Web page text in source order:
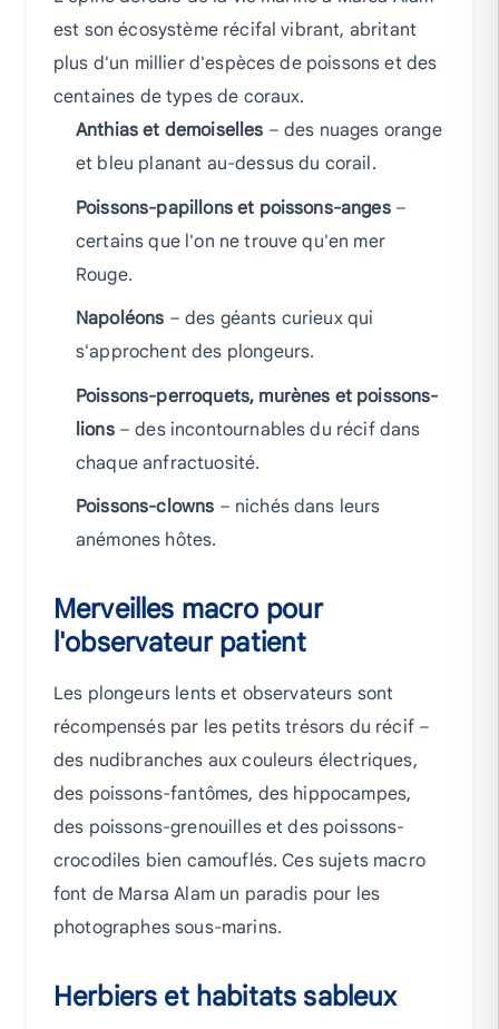
est son écosystème récifal vibrant, abritant
plus d'un millier d'espèces de poissons et des
centaines de types de coraux.
Anthias et demoiselles – des nuages orange
et bleu planant au-dessus du corail.
Poissons-papillons et poissons-anges–
certains que l'on ne trouve qu'en mer
Rouge.
Napoléons – des géants curieux qui
s'approchent des plongeurs.
Poissons-perroquets, murènes et poissons-
lions– des incontournables du récif dans
chaque anfractuosité.
Poissons-clowns – nichés dans leurs
anémones hôtes.
Merveilles macro pour
l'observateur patient
Les plongeurs lents et observateurs sont
récompensés par les petits trésors du récif –
des nudibranches aux couleurs électriques,
des poissons-fantômes, des hippocampes,
des poissons-grenouilles et des poissons-
crocodiles bien camouflés. Ces sujets macro
font de Marsa Alam un paradis pour les
photographes sous-marins.
Herbiers et habitats sableux